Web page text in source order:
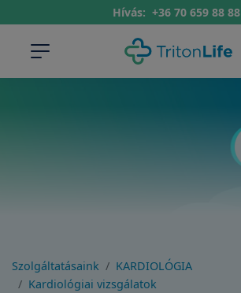
Hívás: +36 70 659 88 88
Szolgáltatásaink
KARDIOLÓGIA
Kardiológiai vizsgálatok